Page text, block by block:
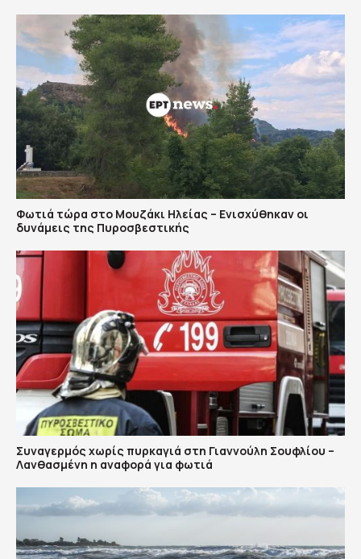
Φωτιά τώρα στο Μουζάκι Ηλείας – Ενισχύθηκαν οι
δυνάμεις της Πυροσβεστικής
Συναγερμός χωρίς πυρκαγιά στη Γιαννούλη Σουφλίου –
Λανθασμένη η αναφορά για φωτιά